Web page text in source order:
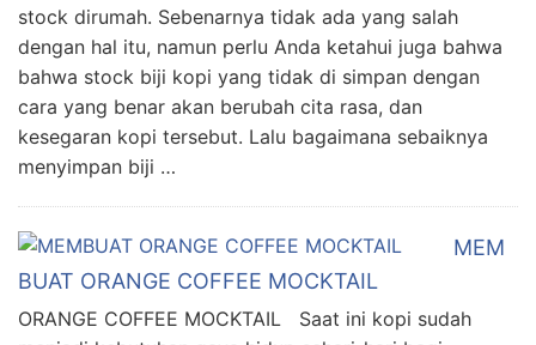
stock dirumah. Sebenarnya tidak ada yang salah
dengan hal itu, namun perlu Anda ketahui juga bahwa
bahwa stock biji kopi yang tidak di simpan dengan
cara yang benar akan berubah cita rasa, dan
kesegaran kopi tersebut. Lalu bagaimana sebaiknya
menyimpan biji …
MEM
BUAT ORANGE COFFEE MOCKTAIL
ORANGE COFFEE MOCKTAIL Saat ini kopi sudah